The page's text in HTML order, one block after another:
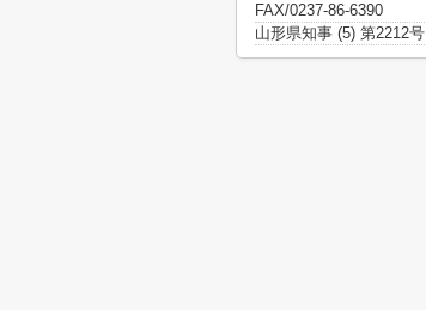
FAX/0237-86-6390
山形県知事 (5) 第2212号